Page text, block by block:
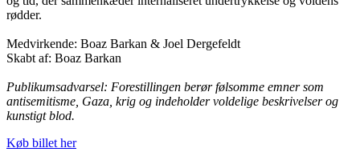
rødder.
Medvirkende: Boaz Barkan & Joel Dergefeldt
Skabt af: Boaz Barkan
Publikumsadvarsel: Forestillingen berør følsomme emner som
antisemitisme, Gaza, krig og indeholder voldelige beskrivelser og
kunstigt blod.
Køb billet her